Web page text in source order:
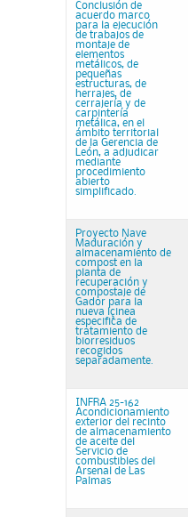
Conclusión de
acuerdo marco
para la ejecución
de trabajos de
montaje de
elementos
metálicos, de
pequeñas
estructuras, de
herrajes, de
cerrajería y de
carpintería
metálica, en el
ámbito territorial
de la Gerencia de
León, a adjudicar
mediante
procedimiento
abierto
simplificado.
Proyecto Nave
Maduración y
almacenamiento de
compost en la
planta de
recuperación y
compostaje de
Gador para la
nueva lçinea
especifica de
tratamiento de
biorresiduos
recogidos
separadamente.
INFRA 25-162
Acondicionamiento
exterior del recinto
de almacenamiento
de aceite del
Servicio de
combustibles del
Arsenal de Las
Palmas